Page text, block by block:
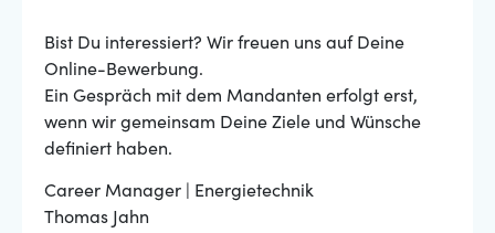
Bist Du interessiert? Wir freuen uns auf Deine
Online-Bewerbung.
Ein Gespräch mit dem Mandanten erfolgt erst,
wenn wir gemeinsam Deine Ziele und Wünsche
definiert haben.
Career Manager | Energietechnik
Thomas Jahn